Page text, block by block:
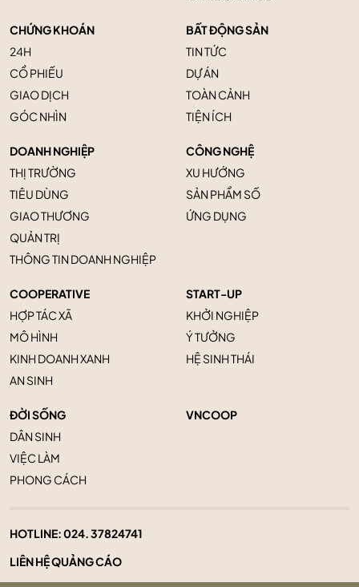
CHỨNG KHOÁN
24H
CỔ PHIẾU
GIAO DỊCH
GÓC NHÌN
BẤT ĐỘNG SẢN
TIN TỨC
DỰ ÁN
TOÀN CẢNH
TIỆN ÍCH
DOANH NGHIỆP
THỊ TRƯỜNG
TIÊU DÙNG
GIAO THƯƠNG
QUẢN TRỊ
THÔNG TIN DOANH NGHIỆP
CÔNG NGHỆ
XU HƯỚNG
SẢN PHẨM SỐ
ỨNG DỤNG
COOPERATIVE
HỢP TÁC XÃ
MÔ HÌNH
KINH DOANH XANH
AN SINH
START-UP
KHỞI NGHIỆP
Ý TƯỞNG
HỆ SINH THÁI
ĐỜI SỐNG
DÂN SINH
VIỆC LÀM
PHONG CÁCH
VNCOOP
HOTLINE:024. 37824741
LIÊN HỆ QUẢNG CÁO